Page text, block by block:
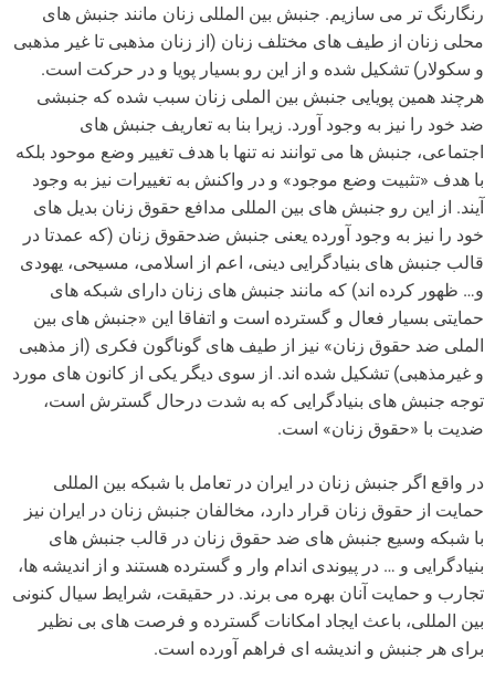
رنگارنگ تر می سازیم. جنبش بین المللی زنان مانند جنبش های
محلی زنان از طیف های مختلف زنان (از زنان مذهبی تا غیر مذهبی
و سکولار) تشکیل شده و از این رو بسیار پویا و در حرکت است.
هرچند همین پویایی جنبش بین الملی زنان سبب شده که جنبشی
ضد خود را نیز به وجود آورد. زیرا بنا به تعاریف جنبش های
اجتماعی، جنبش ها می توانند نه تنها با هدف تغییر وضع موحود بلکه
با هدف «تثبیت وضع موجود» و در واکنش به تغییرات نیز به وجود
آیند. از این رو جنبش های بین المللی مدافع حقوق زنان بدیل های
خود را نیز به وجود آورده یعنی جنبش ضدحقوق زنان (که عمدتا در
قالب جنبش های بنیادگرایی دینی، اعم از اسلامی، مسیحی، یهودی
و… ظهور کرده اند) که مانند جنبش های زنان دارای شبکه های
حمایتی بسیار فعال و گسترده است و اتفاقا این «جنبش های بین
الملی ضد حقوق زنان» نیز از طیف های گوناگون فکری (از مذهبی
و غیرمذهبی) تشکیل شده اند. از سوی دیگر یکی از کانون های مورد
توجه جنبش های بنیادگرایی که به شدت درحال گسترش است،
ضدیت با «حقوق زنان» است.
در واقع اگر جنبش زنان در ایران در تعامل با شبکه بین المللی
حمایت از حقوق زنان قرار دارد، مخالفان جنبش زنان در ایران نیز
با شبکه وسیع جنبش های ضد حقوق زنان در قالب جنبش های
بنیادگرایی و … در پیوندی اندام وار و گسترده هستند و از اندیشه ها،
تجارب و حمایت آنان بهره می برند. در حقیقت، شرایط سیال کنونی
بین المللی، باعث ایجاد امکانات گسترده و فرصت های بی نظیر
برای هر جنبش و اندیشه ای فراهم آورده است.